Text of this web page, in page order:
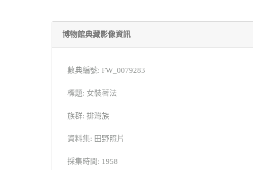
博物館典藏影像資訊
數典編號: FW_0079283
標題: 女裝著法
族群: 排灣族
資料集: 田野照片
採集時間: 1958